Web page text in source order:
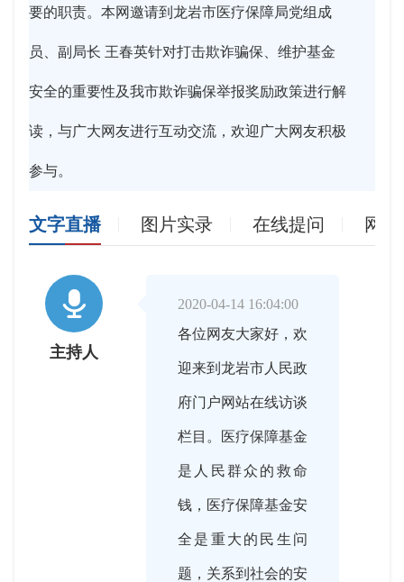
要的职责。本网邀请到龙岩市医疗保障局党组成
员、副局长 王春英针对打击欺诈骗保、维护基金
安全的重要性及我市欺诈骗保举报奖励政策进行解
读，与广大网友进行互动交流，欢迎广大网友积极
参与。
文字直播 图片实录 在线提问 网

主持人
2020-04-14 16:04:00
各位网友大家好，欢
迎来到龙岩市人民政
府门户网站在线访谈
栏目。医疗保障基金
是人民群众的救命
钱，医疗保障基金安
全是重大的民生问
题，关系到社会的安